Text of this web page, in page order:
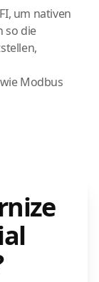
um nativen
so die
Modbus